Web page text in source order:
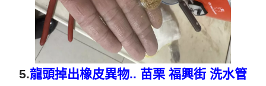
5.龍頭掉出橡皮異物.. 苗栗 福興街 洗水管